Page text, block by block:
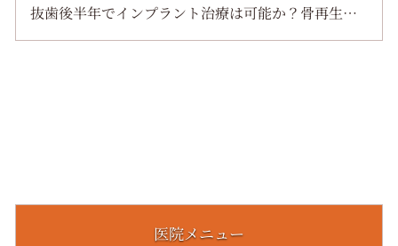
医院メニュー
抜歯後半年でインプラント治療は可能か？骨再生と適応条件から成功事例まで解説